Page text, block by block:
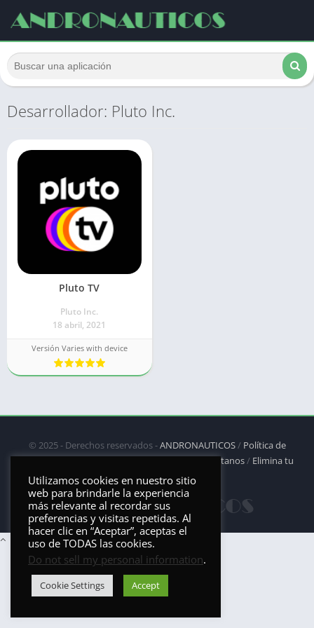
Desarrollador: Pluto Inc.
Pluto TV
Pluto Inc.
18 abril, 2021
Versión Varies with device
© 2025 - Derechos reservados -ANDRONAUTICOS/ Política de
privacidad/Política de Cookies/DMCA/Contáctanos/ Elimina tu
aplicación
Utilizamos cookies en nuestro sitio
web para brindarle la experiencia
más relevante al recordar sus
preferencias y visitas repetidas. Al
hacer clic en “Aceptar”, aceptas el
uso de TODAS las cookies.
Do not sell my personal information.
Cookie Settings Accept